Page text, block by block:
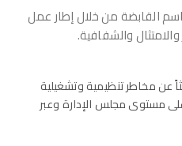
القابضة من خلال إطار عمل
والشفافية.
عن مخاطر تنظيمية وتشغيلية
مستوى مجلس الإدارة وعبر